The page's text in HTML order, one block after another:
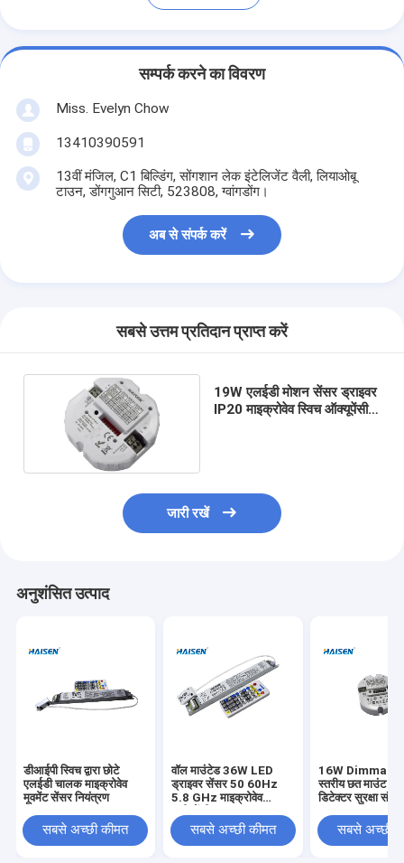
सम्पर्क करने का विवरण
Miss. Evelyn Chow
13410390591
13वीं मंजिल, C1 बिल्डिंग, सोंगशान लेक इंटेलिजेंट वैली, लियाओबू
टाउन, डोंगगुआन सिटी, 523808, ग्वांगडोंग।
अब से संपर्क करें
सबसे उत्तम प्रतिदान प्राप्त करें
19W एलईडी मोशन सेंसर ड्राइवर
IP20 माइक्रोवेव स्विच ऑक्यूपेंसी
जारी रखें
अनुशंसित उत्पाद
डीआईपी स्विच द्वारा छोटे
एलईडी चालक माइक्रोवेव
मूवमेंट सेंसर नियंत्रण
सबसे अच्छी कीमत
वॉल माउंटेड 36W LED
ड्राइवर सेंसर 50 60Hz
5.8 GHz माइक्रोवेव
सबसे अच्छी कीमत
16W Dimmable
स्तरीय छत माउंट
डिटेक्टर सुरक्षा
सबसे अच्छी